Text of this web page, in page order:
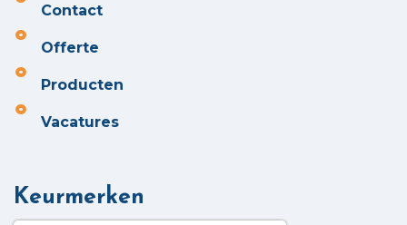
Contact
Offerte
Producten
Vacatures
Keurmerken